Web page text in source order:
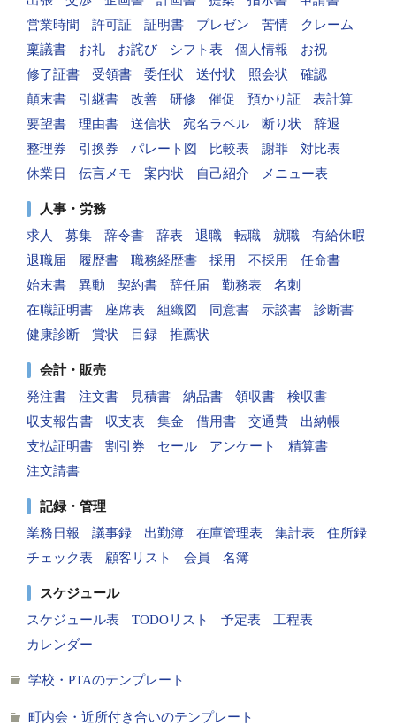
営業時間
許可証 証明書 プレゼン 苦情
クレーム
稟議書
お礼 お詫び シフト表 個人情報
お祝
修了証書
受領書 委任状 送付状 照会状
確認
顛末書
引継書 改善 研修 催促 預かり証
表計算
要望書
理由書 送信状 宛名ラベル 断り状
辞退
整理券
引換券 パレート図 比較表 謝罪
対比表
休業日
伝言メモ 案内状 自己紹介 メニュー表
人事・労務
求人
募集 辞令書 辞表 退職 転職 就職
有給休暇
退職届
履歴書 職務経歴書 採用 不採用
任命書
始末書
異動 契約書 辞任届 勤務表
名刺
在職証明書
座席表 組織図 同意書 示談書
診断書
健康診断
賞状 目録 推薦状
会計・販売
発注書
注文書 見積書 納品書 領収書
検収書
収支報告書
収支表 集金 借用書 交通費
出納帳
支払証明書
割引券 セール アンケート
精算書
注文請書
記録・管理
業務日報
議事録 出勤簿 在庫管理表 集計表
住所録
チェック表
顧客リスト 会員 名簿
スケジュール
スケジュール表
TODOリスト 予定表
工程表
カレンダー
学校・PTAのテンプレート
町内会・近所付き合いのテンプレート